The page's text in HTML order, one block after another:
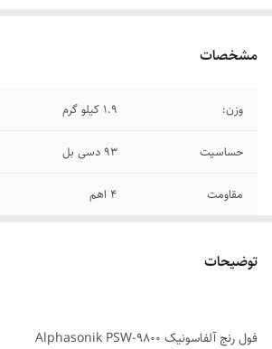
مشخصات
وزن: 1.9 کیلو گرم
حساسیت 93 دسی بل
مقاومت 4 اهم
توضیحات
فول رنج آلفاسونیک Alphasonik PSW-9800